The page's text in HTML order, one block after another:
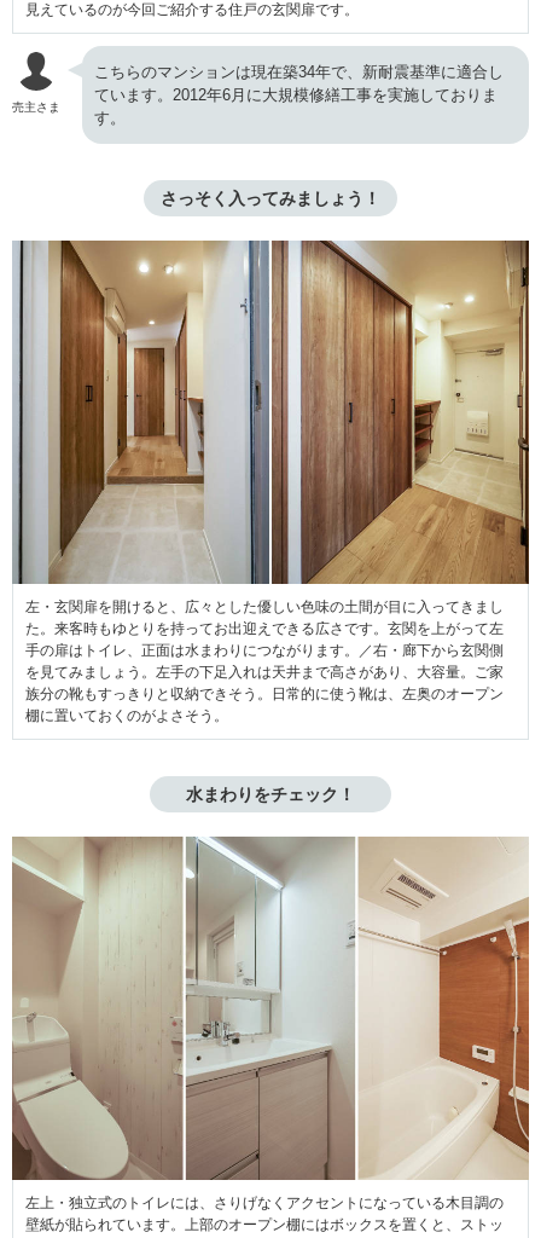
見えているのが今回ご紹介する住戸の玄関扉です。
売主さま
こちらのマンションは現在築34年で、新耐震基準に適合し
ています。2012年6月に大規模修繕工事を実施しておりま
す。
さっそく入ってみましょう！
左・玄関扉を開けると、広々とした優しい色味の土間が目に入ってきまし
た。来客時もゆとりを持ってお出迎えできる広さです。玄関を上がって左
手の扉はトイレ、正面は水まわりにつながります。／右・廊下から玄関側
を見てみましょう。左手の下足入れは天井まで高さがあり、大容量。ご家
族分の靴もすっきりと収納できそう。日常的に使う靴は、左奥のオープン
棚に置いておくのがよさそう。
水まわりをチェック！
左上・独立式のトイレには、さりげなくアクセントになっている木目調の
壁紙が貼られています。上部のオープン棚にはボックスを置くと、ストッ